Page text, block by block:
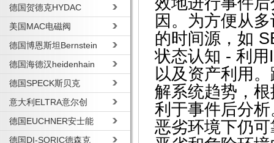
德国贺德克HYDAC
美国MAC电磁阀
德国博恩斯坦Bernstein
德国海德汉heidenhain
德国SPECK斯贝克
意大利ELTRA意尔创
德国EUCHNER安士能
德国DI-SORIC德森克
因。为方便从
的时间源，如
状态认知 - 利
以及资产利用
解系统趋势，
利于事件后分析
恶劣环境下仍